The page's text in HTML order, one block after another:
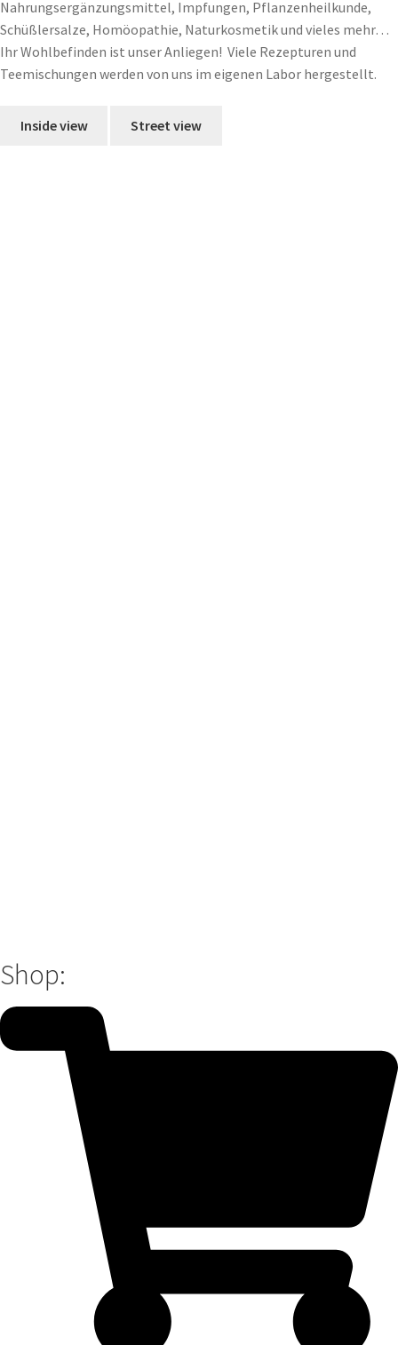
Nahrungsergänzungsmittel, Impfungen, Pflanzenheilkunde,
Schüßlersalze, Homöopathie, Naturkosmetik und vieles mehr…
Ihr Wohlbefinden ist unser Anliegen! Viele Rezepturen und
Teemischungen werden von uns im eigenen Labor hergestellt.
Inside view Street view
Shop: